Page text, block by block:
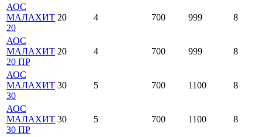
АОС
МАЛАХИТ
20
20 4 700 999 8
АОС
МАЛАХИТ
20 ПР
20 4 700 999 8
АОС
МАЛАХИТ
30
30 5 700 1100 8
АОС
МАЛАХИТ
30 ПР
30 5 700 1100 8